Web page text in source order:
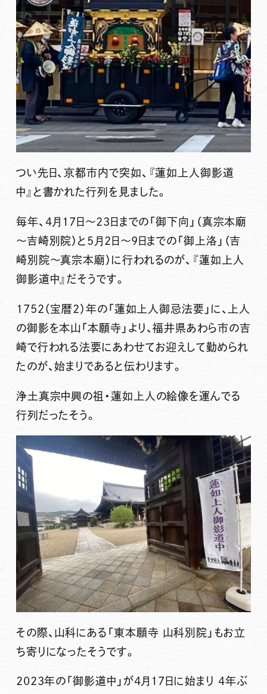
つい先日、京都市内で突如、『蓮如上人御影道
中 』と書かれた行列を見ました。
毎年、4月17日～23日までの「御下向」（真宗本廟
～吉崎別院）と5月2日～9日までの「御上洛」（吉
崎別院～真宗本廟）に行われるのが、『蓮如上人
御影道中 』だそうです。
1752（宝暦2）年の「蓮如上人御忌法要」に、上人
の御影を本山「本願寺」より、福井県あわら市の吉
崎で行われる法要にあわせてお迎えして勤められ
たのが、始まりであると伝わります。
浄土真宗中興の祖・蓮如上人の絵像を運んでる
行列だったそう。
その際、山科にある「東本願寺 山科別院」もお立
ち寄りになったそうです。
2023年の「御影道中」が4月17日に始まり 4年ぶ